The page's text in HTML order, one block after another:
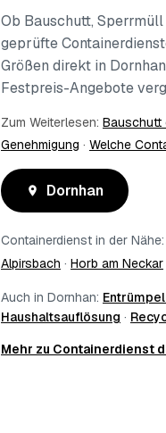
Ob Bauschutt,
geprüfte
Größen direkt in
Festpreis-Angebote
Zum Weiterlesen: Bauschutt
Genehmigung · Welche
Dornhan
Containerdienst in der Nähe:
Alpirsbach · Horb am Neckar
Auch in Dornhan:
Haushaltsauflösung ·
Mehr zu Containerdienst